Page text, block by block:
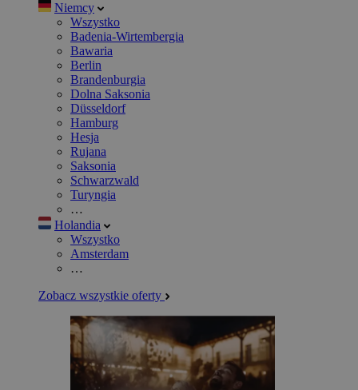
Niemcy
Wszystko
Badenia-Wirtembergia
Bawaria
Berlin
Brandenburgia
Dolna Saksonia
Düsseldorf
Hamburg
Hesja
Rujana
Saksonia
Schwarzwald
Turyngia
…
Holandia
Wszystko
Amsterdam
…
Zobacz wszystkie oferty